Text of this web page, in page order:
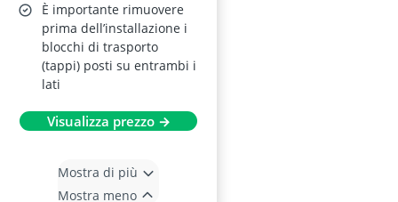
È importante rimuovere
prima dell’installazione i
blocchi di trasporto
(tappi) posti su entrambi i
lati
Visualizza prezzo →
Mostra di più
Mostra meno